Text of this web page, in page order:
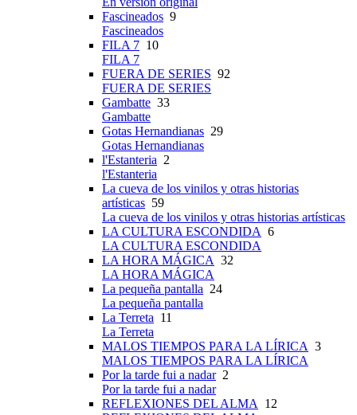
Fascineados 9
Fascineados
FILA 7 10
FILA 7
FUERA DE SERIES 92
FUERA DE SERIES
Gambatte 33
Gambatte
Gotas Hernandianas 29
Gotas Hernandianas
l'Estanteria 2
l'Estanteria
La cueva de los vinilos y otras historias
artísticas 59
La cueva de los vinilos y otras historias artísticas
LA CULTURA ESCONDIDA 6
LA CULTURA ESCONDIDA
LA HORA MÁGICA 32
LA HORA MÁGICA
La pequeña pantalla 24
La pequeña pantalla
La Terreta 11
La Terreta
MALOS TIEMPOS PARA LA LÍRICA 3
MALOS TIEMPOS PARA LA LÍRICA
Por la tarde fui a nadar2
Por la tarde fui a nadar
REFLEXIONES DEL ALMA 12